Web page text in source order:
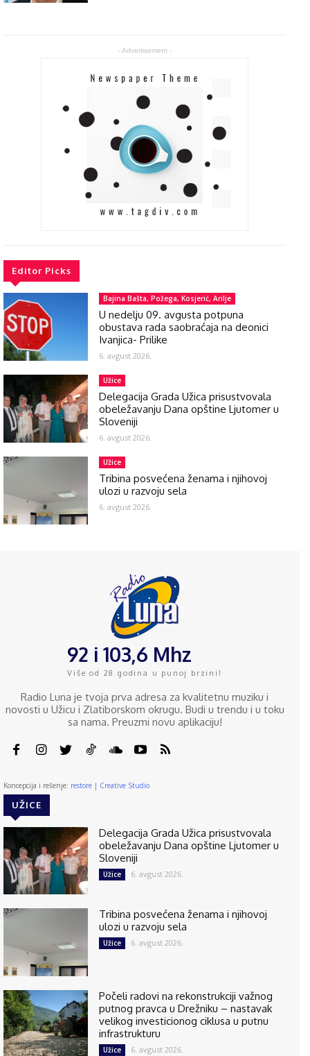
- Advertisement -
Editor Picks
Bajina Bašta, Požega, Kosjerić, Arilje
U nedelju 09. avgusta potpuna
obustava rada saobraćaja na deonici
Ivanjica- Prilike
6. avgust 2026.
Užice
Delegacija Grada Užica prisustvovala
obeležavanju Dana opštine Ljutomer u
Sloveniji
6. avgust 2026.
Užice
Tribina posvećena ženama i njihovoj
ulozi u razvoju sela
6. avgust 2026.
92 i 103,6 Mhz
Više od 28 godina u punoj brzini!
Radio Luna je tvoja prva adresa za kvalitetnu muziku i
novosti u Užicu i Zlatiborskom okrugu. Budi u trendu i u toku
sa nama. Preuzmi novu aplikaciju!
Koncepcija i rešenje: restore | Creative Studio
UŽICE
Delegacija Grada Užica prisustvovala
obeležavanju Dana opštine Ljutomer u
Sloveniji
Užice 6. avgust 2026.
Tribina posvećena ženama i njihovoj
ulozi u razvoju sela
Užice 6. avgust 2026.
Počeli radovi na rekonstrukciji važnog
putnog pravca u Drežniku – nastavak
velikog investicionog ciklusa u putnu
infrastrukturu
Užice 6. avgust 2026.